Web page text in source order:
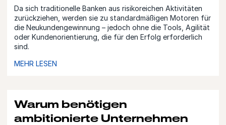
Da sich traditionelle Banken aus risikoreichen Aktivitäten
zurückziehen, werden sie zu standardmäßigen Motoren für
die Neukundengewinnung – jedoch ohne die Tools, Agilität
oder Kundenorientierung, die für den Erfolg erforderlich
sind.
MEHR LESEN
Warum benötigen
ambitionierte Unternehmen